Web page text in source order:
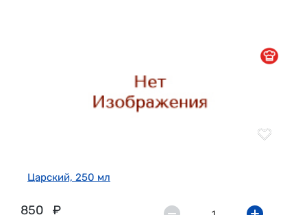
Царский, 250 мл
850 ₽